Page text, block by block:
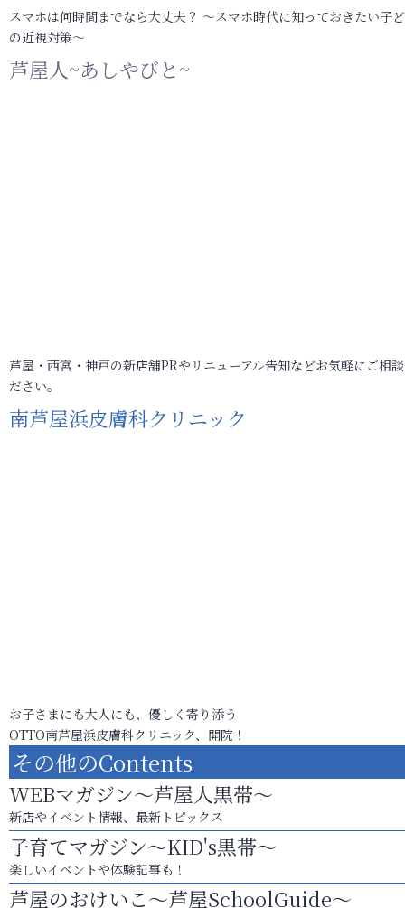
スマホは何時間までなら大丈夫？ ～スマホ時代に知っておきたい子
の近視対策～
芦屋人~あしやびと~
芦屋・西宮・神戸の新店舗PRやリニューアル告知などお気軽にご相
ださい。
南芦屋浜皮膚科クリニック
お子さまにも大人にも、優しく寄り添う
OTTO南芦屋浜皮膚科クリニック、開院！
その他のContents
WEBマガジン～芦屋人黒帯～
新店やイベント情報、最新トピックス
子育てマガジン～KID's黒帯～
楽しいイベントや体験記事も！
芦屋のおけいこ～芦屋SchoolGuide～